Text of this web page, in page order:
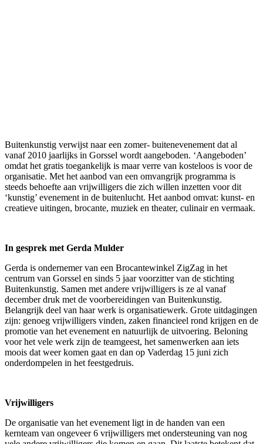
Buitenkunstig verwijst naar een zomer- buitenevenement dat al
vanaf 2010 jaarlijks in Gorssel wordt aangeboden. ‘Aangeboden’
omdat het gratis toegankelijk is maar verre van kosteloos is voor de
organisatie. Met het aanbod van een omvangrijk programma is
steeds behoefte aan vrijwilligers die zich willen inzetten voor dit
‘kunstig’ evenement in de buitenlucht. Het aanbod omvat: kunst- en
creatieve uitingen, brocante, muziek en theater, culinair en vermaak.
In gesprek met Gerda Mulder
Gerda is ondernemer van een Brocantewinkel ZigZag in het
centrum van Gorssel en sinds 5 jaar voorzitter van de stichting
Buitenkunstig. Samen met andere vrijwilligers is ze al vanaf
december druk met de voorbereidingen van Buitenkunstig.
Belangrijk deel van haar werk is organisatiewerk. Grote uitdagingen
zijn: genoeg vrijwilligers vinden, zaken financieel rond krijgen en de
promotie van het evenement en natuurlijk de uitvoering. Beloning
voor het vele werk zijn de teamgeest, het samenwerken aan iets
moois dat weer komen gaat en dan op Vaderdag 15 juni zich
onderdompelen in het feestgedruis.
Vrijwilligers
De organisatie van het evenement ligt in de handen van een
kernteam van ongeveer 6 vrijwilligers met ondersteuning van nog